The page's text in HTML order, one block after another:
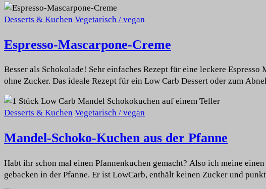
Desserts & Kuchen Vegetarisch / vegan
Espresso-Mascarpone-Creme
Besser als Schokolade! Sehr einfaches Rezept für eine leckere
ohne Zucker. Das ideale Rezept für ein Low Carb Dessert oder zum
Desserts & Kuchen Vegetarisch / vegan
Mandel-Schoko-Kuchen aus der Pfanne
Habt ihr schon mal einen Pfannenkuchen gemacht? Also ich meine
gebacken in der Pfanne. Er ist LowCarb, enthält keinen Zucker und